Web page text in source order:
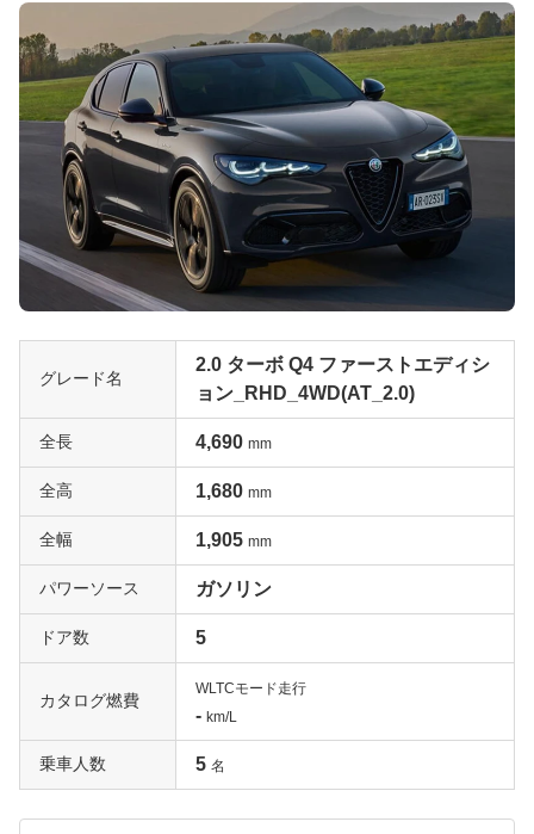
グレード名
2.0 ターボ Q4 ファーストエディシ
ョン_RHD_4WD(AT_2.0)
全長 4,690 mm
全高 1,680 mm
全幅 1,905 mm
パワーソース ガソリン
ドア数 5
カタログ燃費
WLTCモード走行
- km/L
乗車人数 5 名